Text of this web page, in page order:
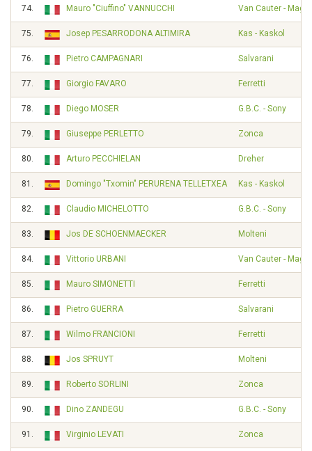
74. Mauro "Ciuffino" VANNUCCHI Van Cauter -
75. Josep PESARRODONA ALTIMIRA Kas - Kaskol
76. Pietro CAMPAGNARI Salvarani
77. Giorgio FAVARO Ferretti
78. Diego MOSER G.B.C. - Sony
79. Giuseppe PERLETTO Zonca
80. Arturo PECCHIELAN Dreher
81. Domingo "Txomin" PERURENA TELLETXEA Kas - Kaskol
82. Claudio MICHELOTTO G.B.C. - Sony
83. Jos DE SCHOENMAECKER Molteni
84. Vittorio URBANI Van Cauter -
85. Mauro SIMONETTI Ferretti
86. Pietro GUERRA Salvarani
87. Wilmo FRANCIONI Ferretti
88. Jos SPRUYT Molteni
89. Roberto SORLINI Zonca
90. Dino ZANDEGU G.B.C. - Sony
91. Virginio LEVATI Zonca